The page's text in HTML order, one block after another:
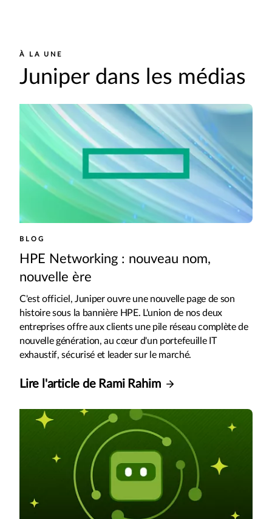
À LA UNE
Juniper dans les médias
BLOG
HPE Networking : nouveau nom,
nouvelle ère
C'est officiel, Juniper ouvre une nouvelle page de son
histoire sous la bannière HPE. L'union de nos deux
entreprises offre aux clients une pile réseau complète de
nouvelle génération, au cœur d'un portefeuille IT
exhaustif, sécurisé et leader sur le marché.
Lire l'article de Rami Rahim